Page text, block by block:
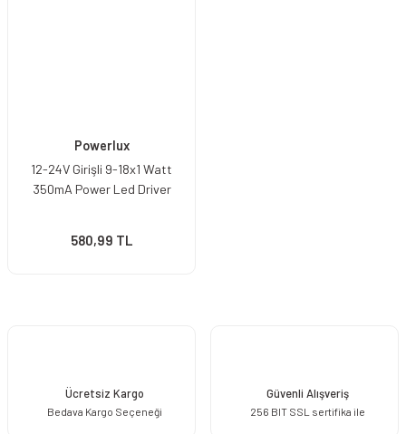
Powerlux
12-24V Girişli 9-18x1 Watt
350mA Power Led Driver
580,99 TL
Ücretsiz Kargo
Bedava Kargo Seçeneği
Güvenli Alışveriş
256 BIT SSL sertifika ile